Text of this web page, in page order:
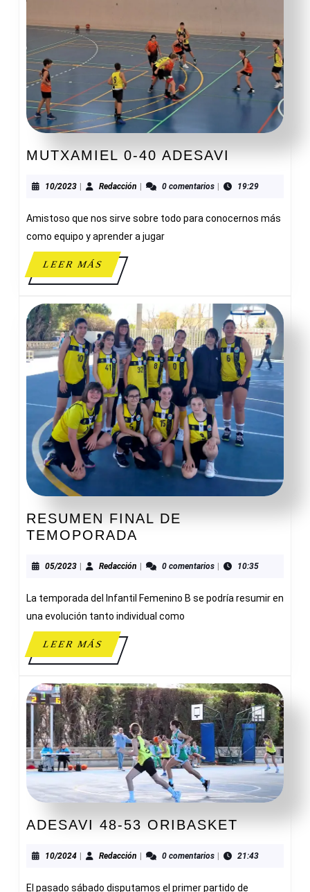
MUTXAMIEL 0-40 ADESAVI
40
10/202310/2023
| Redacción Redacción
| 0 comentarios | 19:29
Amistoso que nos sirve sobre todo para conocernos más
como equipo y aprender a jugar
LEER MÁSLEER
MÁS
RESUMEN FINAL DE
TEMOPORADA
DE
05/202305/2023Redacción Redacción0 comentarios 10:35
La temporada del Infantil Femenino B se podría resumir en
una evolución tanto individual como
LEER MÁSLEER
MÁS
ADESAVI 48-53 ORIBASKET
53
10/202410/2024Redacción Redacción0 comentarios 21:43
El pasado sábado disputamos el primer partido de